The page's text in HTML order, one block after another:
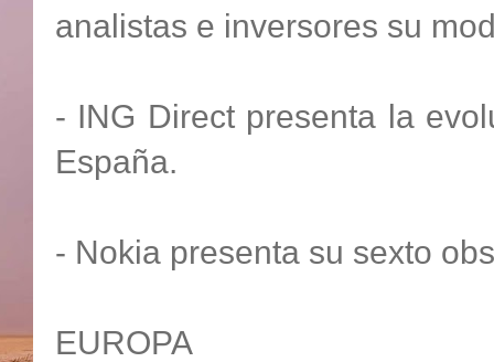
analistas e inversores su
- ING Direct presenta la
España.
- Nokia presenta su sexto
EUROPA